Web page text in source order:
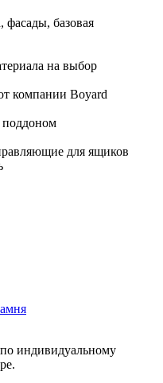
фасады, базовая
на выбор
компании Boyard
для ящиков
индивидуальному